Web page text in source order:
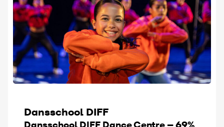
Dansschool DIFF
Dansschool DIFF Dance Centre – 69%